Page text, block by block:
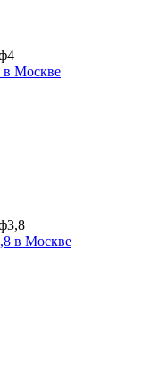
в Москве
в Москве